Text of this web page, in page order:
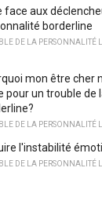
face aux
borderline
DE LA PERSONNALITÉ
mon être cher
pour un trouble de
DE LA PERSONNALITÉ
l'instabilité
DE LA PERSONNALITÉ